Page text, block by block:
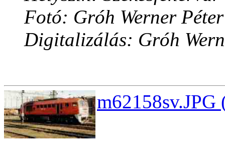
Fotó: Gróh Werner Péter
Digitalizálás: Gróh
m62158sv.JPG